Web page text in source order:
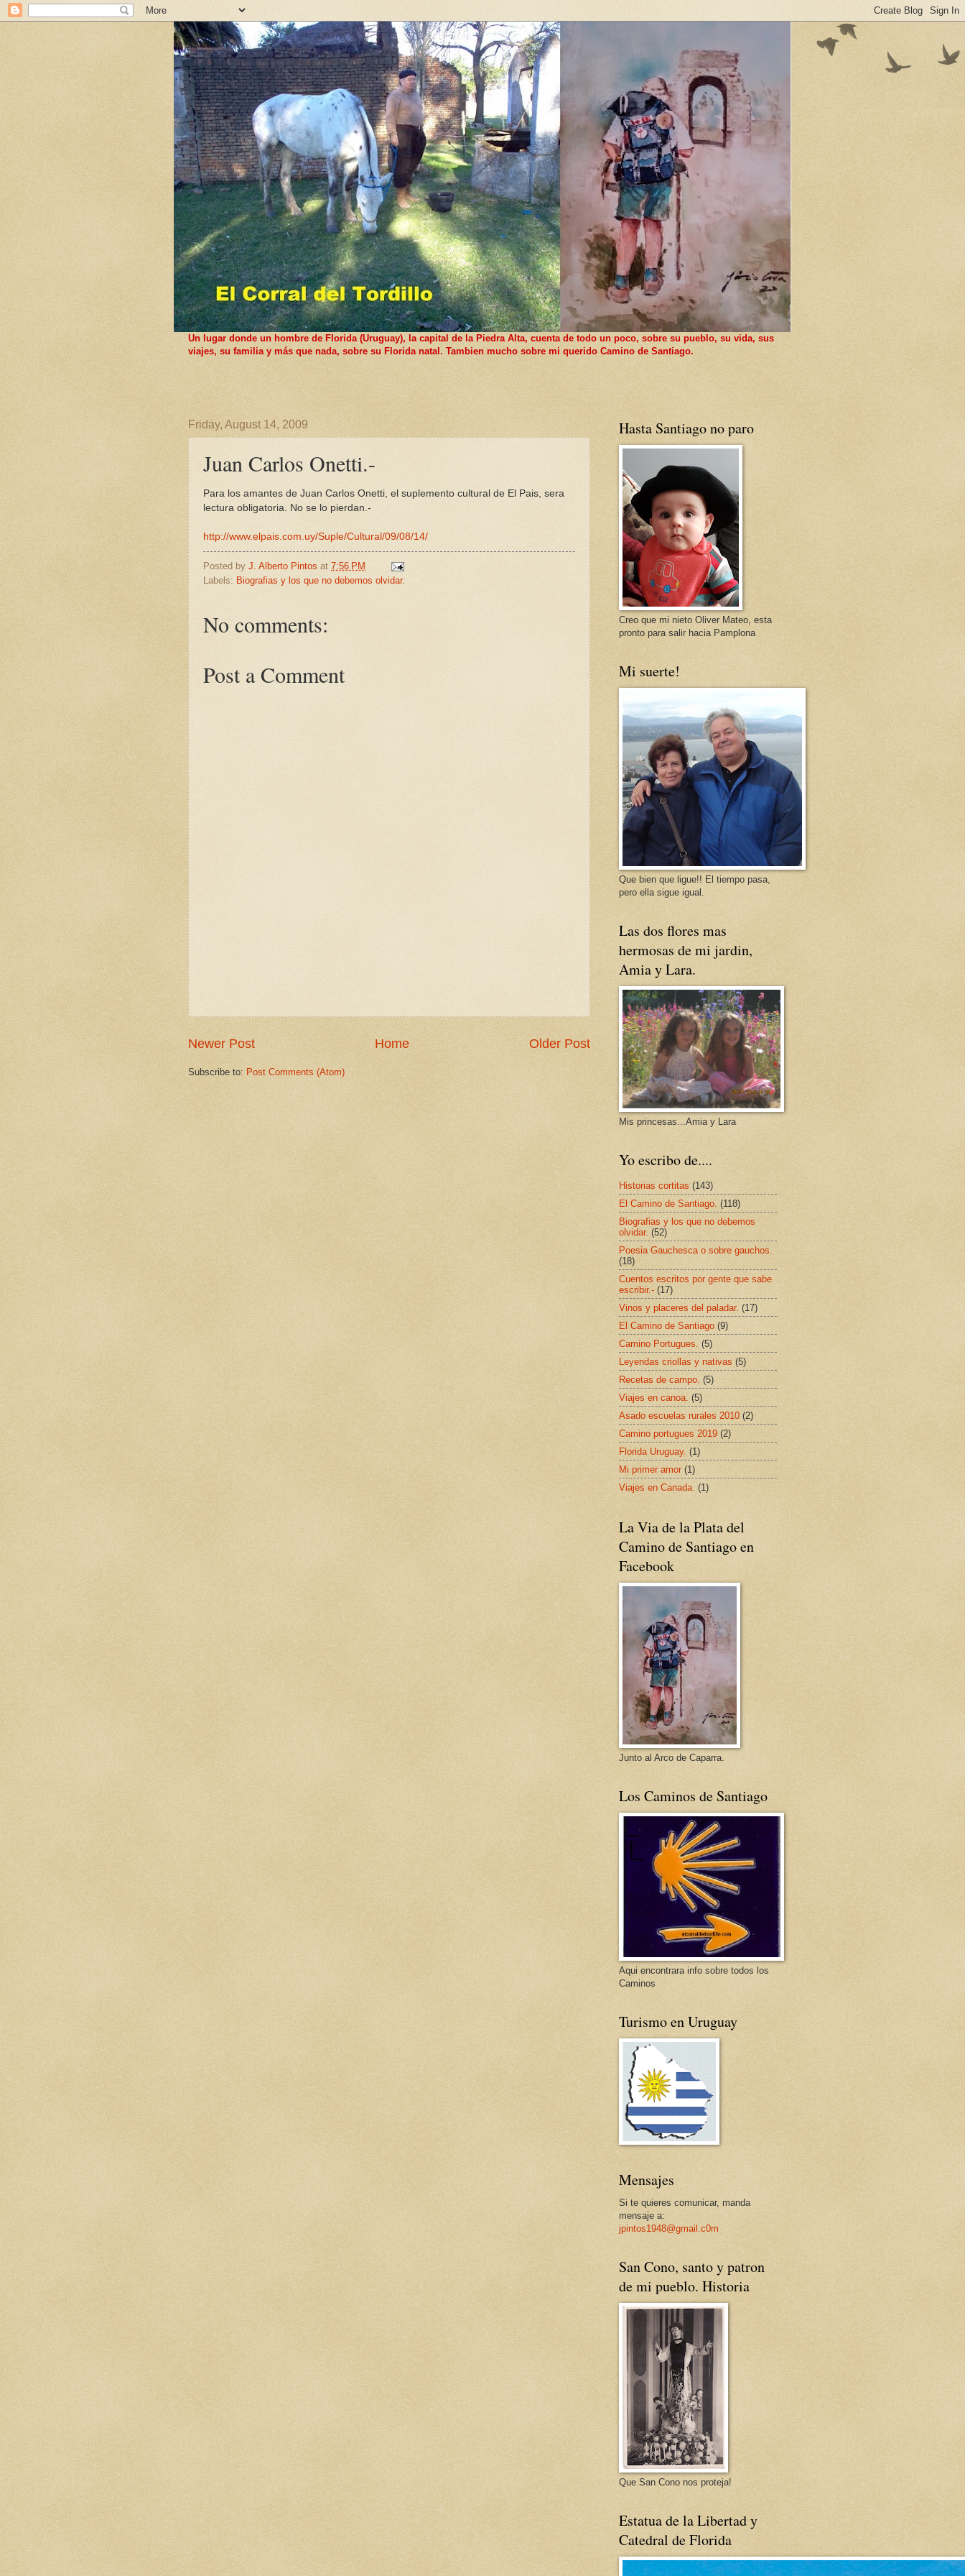
Un lugar donde un hombre de Florida (Uruguay), la capital de la Piedra Alta, cuenta de todo un poco, sobre su pueblo, su vida, sus
viajes, su familia y más que nada, sobre su Florida natal. Tambien mucho sobre mi querido Camino de Santiago.
Friday, August 14, 2009
Juan Carlos Onetti.-
Para los amantes de Juan Carlos Onetti, el suplemento cultural de El Pais, sera
lectura obligatoria. No se lo pierdan.-
http://www.elpais.com.uy/Suple/Cultural/09/08/14/
Posted by J. Alberto Pintos at 7:56 PM
Labels: Biografias y los que no debemos olvidar.
No comments:
Post a Comment
Newer Post Older Post
Home
Subscribe to: Post Comments (Atom)
Hasta Santiago no paro
Creo que mi nieto Oliver Mateo, esta
pronto para salir hacia Pamplona
Mi suerte!
Que bien que ligue!! El tiempo pasa,
pero ella sigue igual.
Las dos flores mas
hermosas de mi jardin,
Amia y Lara.
Mis princesas...Amia y Lara
Yo escribo de....
Historias cortitas (143)
El Camino de Santiago. (118)
Biografias y los que no debemos
olvidar. (52)
Poesia Gauchesca o sobre gauchos.
(18)
Cuentos escritos por gente que sabe
escribir.- (17)
Vinos y placeres del paladar. (17)
El Camino de Santiago (9)
Camino Portugues. (5)
Leyendas criollas y nativas (5)
Recetas de campo. (5)
Viajes en canoa. (5)
Asado escuelas rurales 2010 (2)
Camino portugues 2019 (2)
Florida Uruguay. (1)
Mi primer amor (1)
Viajes en Canada. (1)
La Via de la Plata del
Camino de Santiago en
Facebook
Junto al Arco de Caparra.
Los Caminos de Santiago
Aqui encontrara info sobre todos los
Caminos
Turismo en Uruguay
Mensajes
Si te quieres comunicar, manda
mensaje a:
jpintos1948@gmail.c0m
San Cono, santo y patron
de mi pueblo. Historia
Que San Cono nos proteja!
Estatua de la Libertad y
Catedral de Florida